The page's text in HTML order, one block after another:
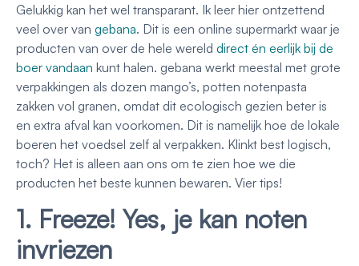
Gelukkig kan het wel transparant. Ik leer hier ontzettend
veel over van gebana. Dit is een online supermarkt waar je
producten van over de hele wereld direct én eerlijk bij de
boer vandaan kunt halen. gebana werkt meestal met grote
verpakkingen als dozen mango’s, potten notenpasta
zakken vol granen, omdat dit ecologisch gezien beter is
en extra afval kan voorkomen. Dit is namelijk hoe de lokale
boeren het voedsel zelf al verpakken. Klinkt best logisch,
toch? Het is alleen aan ons om te zien hoe we die
producten het beste kunnen bewaren. Vier tips!
1. Freeze! Yes, je kan noten
invriezen